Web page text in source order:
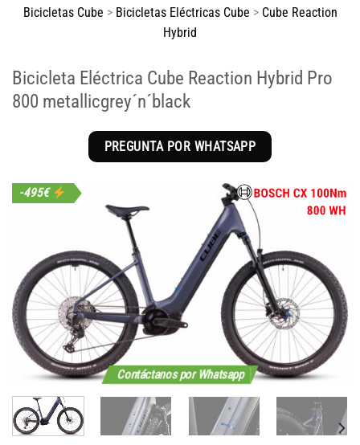
Bicicletas Cube > Bicicletas Eléctricas Cube > Cube Reaction
Hybrid
Bicicleta Eléctrica Cube Reaction Hybrid Pro
800 metallicgrey´n´black
PREGUNTA POR WHATSAPP
Contáctanos por Whatsapp
-495€